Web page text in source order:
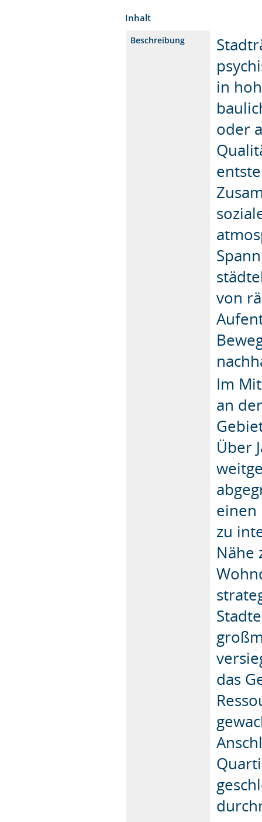
Inhalt
Beschreibung
in
oder
von
Im
an
Über
einen
zu
Nähe
das